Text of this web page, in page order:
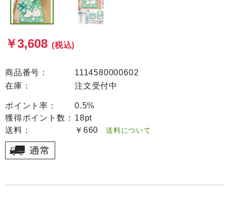
￥3,608 (税込)
商品番号：
1114580000602
在庫：
注文受付中
ポイント率：
0.5%
獲得ポイント数： 18pt
送料：
￥660 送料について